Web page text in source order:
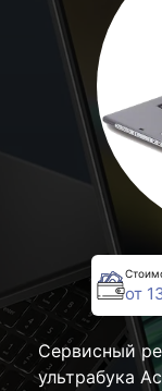
от
Сервисный
ультрабука